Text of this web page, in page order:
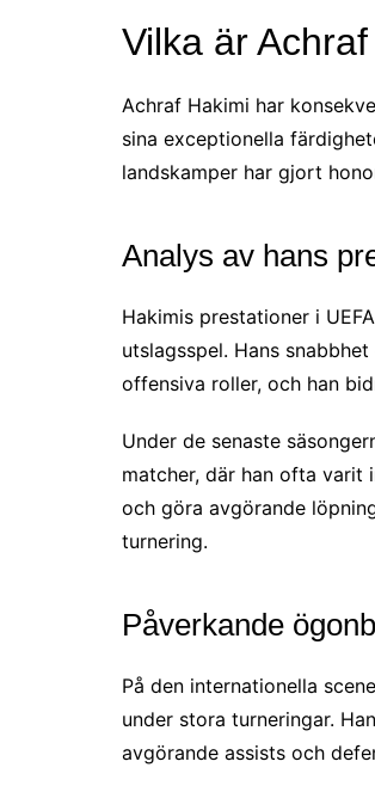
Vilka är
Achraf Hakimi har
sina exceptionella
landskamper har gjort
Analys av hans
Hakimis prestationer i
utslagsspel. Hans
offensiva roller, och han
Under de senaste
matcher, där han ofta varit
och göra avgörande
turnering.
Påverkande
På den internationella
under stora turneringar.
avgörande assists och